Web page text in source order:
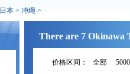
日本 > 冲绳 >
There are 7 Okinawa
价格区间： 全部